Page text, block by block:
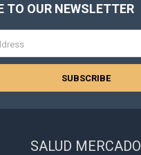
TO OUR NEWSLETTER
SALUD MERCADO